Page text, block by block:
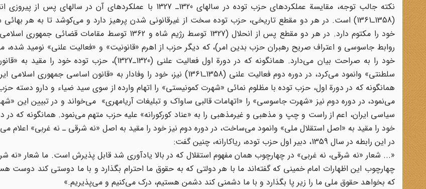
نکته جالب توجه، مقایسة عملکردهای حزب توده در سالهای 1320ـ 1327 با عملکردهای آن در
(1358ـ1361) است. در هر دو مقطع تاریخی، حزب توده سخت از غیرقانونی شدن پرهیز دارد و می‌کوشد تا به هر
خود را مکتوم دارد. در هر دو مقطع پس از انحلال (1327 توسط رژیم شاه و 1362 توسط
روابط جاسوسی و اعتراف صریح رهبران حزب بدین امر)، که دیگر حزب از اهرم «قانونیت» و «فعالیت علنی» نومید
خود را به صراحت بیان می‌دارد. همانگونه که در دورة اول فعالیت علنی (1320ـ1327)،
سلطنتی» وانمود می‌کرد، در دوره دوم فعالیت علنی (1358ـ1361) نیز، خود را وفادار به «قانون اساسی
همانگونه که در دورة اول، حزب توده با مظلوم نمائی «شهرت کمونیستی» را اتهام وارده از سوی سید ضیاء و دار‌و دسته حزب
می‌نمود، در دوره دوم نیز «شهرت جاسوسی» را «اتهامات قالبی ساواک و تبلیغات ‌آریامهری» می‌خواند و در تبیین این
سیاسی ایران، اعم از راست و چپ و مذهبی و غیر‌مذهبی را به «عناد کورکورانه» علیه حزب متهم می‌نمود. همانگونه که در
خود را مقید به «اصل استقلال ملی» وانمود می‌ساخت، در دوره دوم نیز خود را مقید به اصل «نه شرقی ـ نه غربی» اعلام
در این رابطه در سال 1359، دبیر اول حزب توده، ریاکارانه، چنین گفت:
«... شعار «نه شرقی، نه غربی» در چهارچوب همان مفهوم استقلال که در بالا یادآوری شد قابل پذیرش است. ما شعار «نه
چهارچوب این اظهارات امام خمینی که گفته‌اند ما با هر دولتی که به حقوق ما احترام بگذارد و با ما دوستی کند دوست
که بخواهد حقوق ملی ما را زیر پا بگذارد و با ما دشمنی کند دشمن هستیم، درک می‌کنیم و می‌پذیریم.»